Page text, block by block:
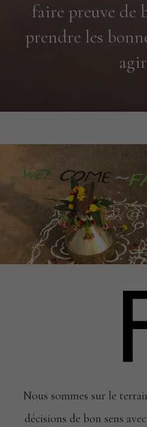
faire preuve de
prendre les
Nous sommes sur le
décisions de bon sens